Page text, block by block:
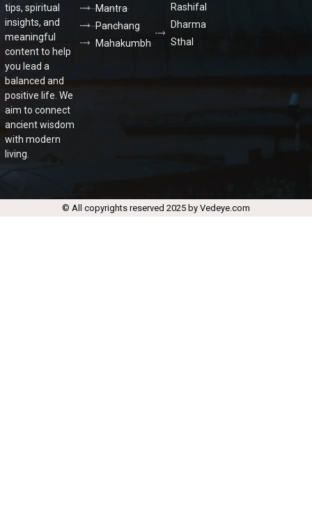
tips, spiritual
insights, and
meaningful
content to help
you lead a
balanced and
positive life. We
aim to connect
ancient wisdom
with modern
living.
Mantra
Panchang
Mahakumbh
Rashifal
Dharma
Sthal
© All copyrights reserved 2025 by Vedeye.com